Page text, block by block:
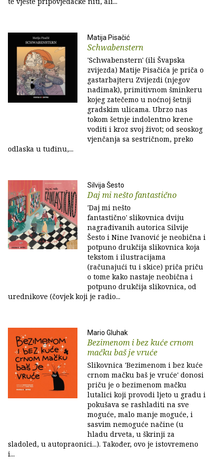
Matija Pisačić
Schwabenstern
'Schwabenstern' (ili Švapska
zvijezda) Matije Pisačića je priča o
gastarbajteru Zvijezdi (njegov
nadimak), primitivnom šminkeru
kojeg zatečemo u noćnoj šetnji
gradskim ulicama. Ubrzo nas
tokom šetnje indolentno krene
voditi i kroz svoj život; od seoskog
vjenčanja sa sestričnom, preko
odlaska u tuđinu,...
Silvija Šesto
Daj mi nešto fantastično
'Daj mi nešto
fantastično' slikovnica dviju
nagrađivanih autorica Silvije
Šesto i Nine Ivanović je neobična i
potpuno drukčija slikovnica koja
tekstom i ilustracijama
(računajući tu i skice) priča priču
o tome kako nastaje neobična i
potpuno drukčija slikovnica, od
urednikove (čovjek koji je radio...
Mario Gluhak
Bezimenom i bez kuće crnom
mačku baš je vruće
Slikovnica 'Bezimenom i bez kuće
crnom mačku baš je vruće' donosi
priču je o bezimenom mačku
lutalici koji provodi ljeto u gradu i
pokušava se rashladiti na sve
moguće, malo manje moguće, i
sasvim nemoguće načine (u
hladu drveta, u škrinji za
sladoled, u autopraonici...). Također, ovo je istovremeno
i...